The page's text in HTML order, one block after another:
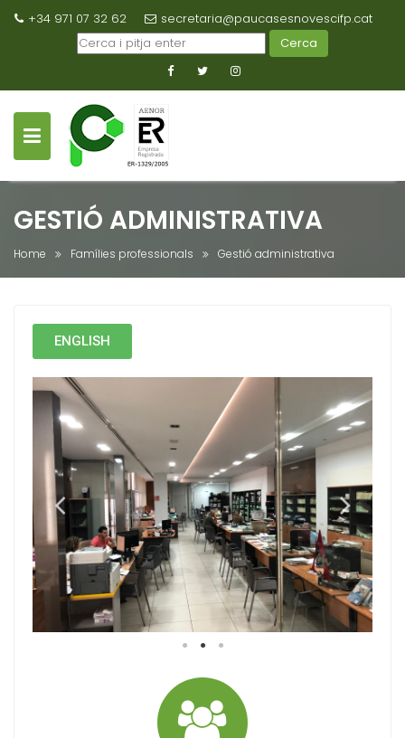
+34 971 07 32 62
secretaria@paucasesnovescifp.cat
Cerca
GESTIÓ ADMINISTRATIVA
Home Famílies professionals Gestió administrativa
ENGLISH